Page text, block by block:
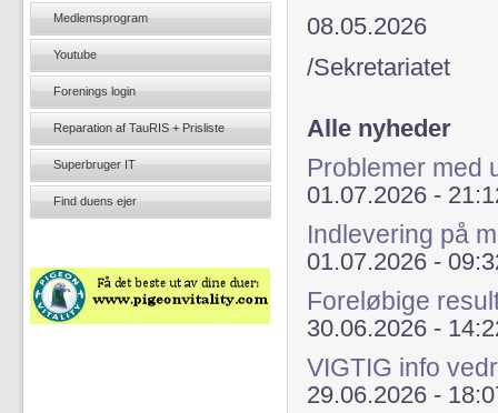
08.05.2026
/Sekretariatet
Alle nyheder
Problemer med
01.07.2026 -
Indlevering på
01.07.2026 -
Foreløbige
30.06.2026 -
VIGTIG info
29.06.2026 -
Medlemsprogram
Youtube
Forenings login
Reparation af TauRIS + Prisliste
Superbruger IT
Find duens ejer